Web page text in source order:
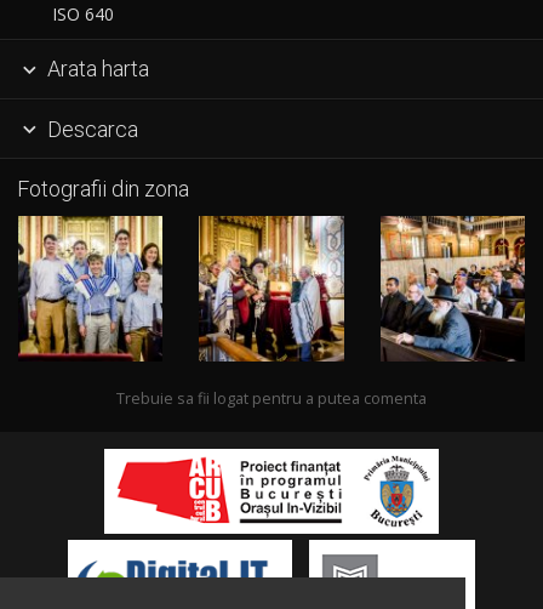
ISO 640
 Arata harta
 Descarca
Fotografii din zona
Trebuie sa fii logat pentru a putea comenta